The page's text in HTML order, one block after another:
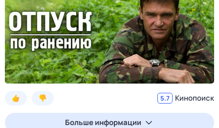
5.7 Кинопоиск
Больше информации